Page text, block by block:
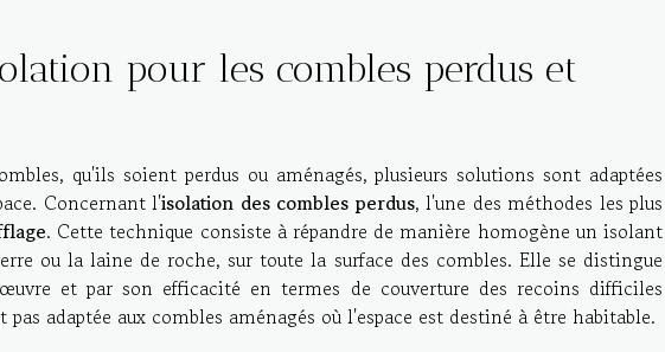
pour les combles perdus et
qu'ils soient perdus ou aménagés, plusieurs solutions sont adaptées
Concernant l'isolation des combles perdus, l'une des méthodes les plus
. Cette technique consiste à répandre de manière homogène un isolant
ou la laine de roche, sur toute la surface des combles. Elle se distingue
et par son efficacité en termes de couverture des recoins difficiles
adaptée aux combles aménagés où l'espace est destiné à être habitable.